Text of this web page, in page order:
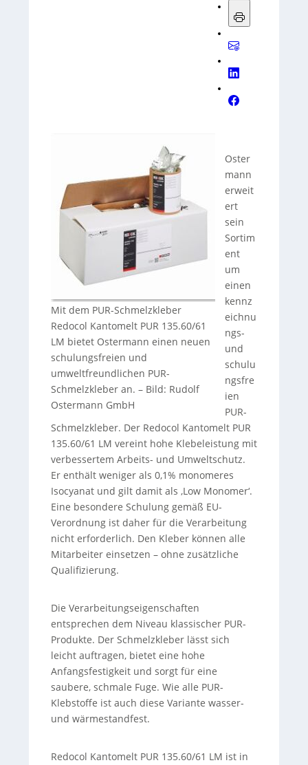
Mit dem PUR-Schmelzkleber
Redocol Kantomelt PUR 135.60/61
LM bietet Ostermann einen neuen
schulungsfreien und
umweltfreundlichen PUR-
Schmelzkleber an. – Bild: Rudolf
Ostermann GmbH
Oster
mann
erweit
ert
sein
Sortim
ent
um
einen
kennz
eichnu
ngs-
und
schulu
ngsfre
ien
PUR-
Schmelzkleber. Der Redocol Kantomelt PUR
135.60/61 LM vereint hohe Klebeleistung mit
verbessertem Arbeits- und Umweltschutz.
Er enthält weniger als 0,1% monomeres
Isocyanat und gilt damit als ‚Low Monomer‘.
Eine besondere Schulung gemäß EU-
Verordnung ist daher für die Verarbeitung
nicht erforderlich. Den Kleber können alle
Mitarbeiter einsetzen – ohne zusätzliche
Qualifizierung.
Die Verarbeitungseigenschaften
entsprechen dem Niveau klassischer PUR-
Produkte. Der Schmelzkleber lässt sich
leicht auftragen, bietet eine hohe
Anfangsfestigkeit und sorgt für eine
saubere, schmale Fuge. Wie alle PUR-
Klebstoffe ist auch diese Variante wasser-
und wärmestandfest.
Redocol Kantomelt PUR 135.60/61 LM ist in